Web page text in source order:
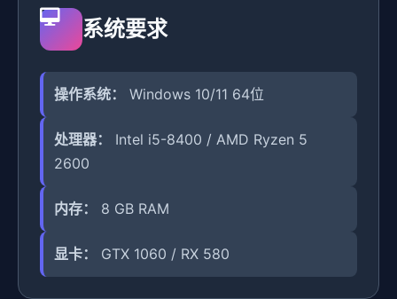
系统要求
操作系统： Windows 10/11 64位
处理器：
Intel i5-8400 / AMD Ryzen 5
2600
内存： 8 GB RAM
显卡： GTX 1060 / RX 580